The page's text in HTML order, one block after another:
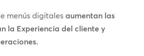
menús digitales aumentan las
la Experiencia del cliente y